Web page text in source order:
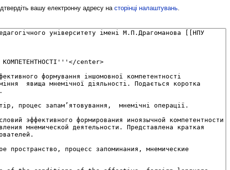
вашу електронну адресу на сторінці налаштувань.